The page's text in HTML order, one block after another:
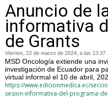
Anuncio de
informativa
de Grants
Viernes, 22 de marzo de 2024, a las 13:37
MSD Oncología extiende una
investigación de Ecuador para
virtual informal el 10 de abril,
https://www.edicionmedica.ec/
sesion-informativa-del-programa-